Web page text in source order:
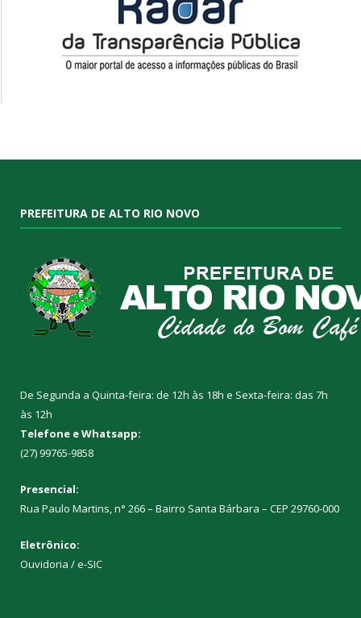
PREFEITURA DE ALTO RIO NOVO
De Segunda a Quinta-feira: de 12h às 18h e Sexta-feira: das 7h
às 12h
Telefone e Whatsapp:
(27) 99765-9858
Presencial:
Rua Paulo Martins, n° 266 – Bairro Santa Bárbara – CEP 29760-000
Eletrônico:
Ouvidoria /e-SIC